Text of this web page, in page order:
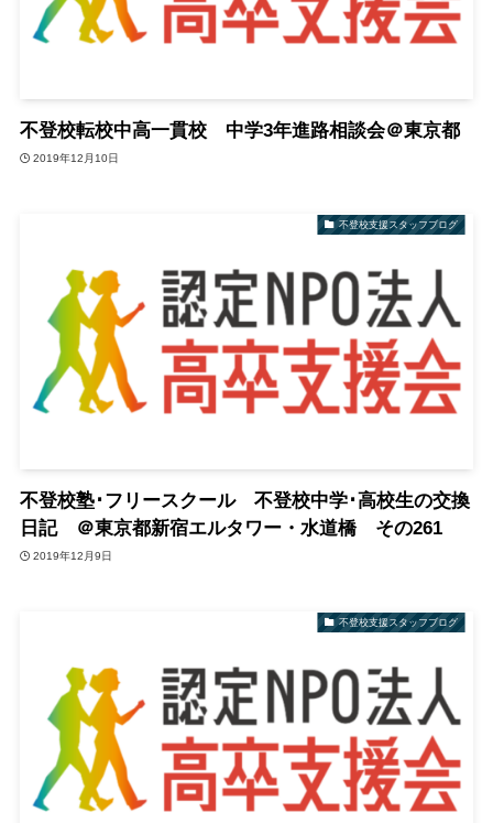
不登校転校中高一貫校 中学3年進路相談会＠東京都
2019年12月10日
不登校支援スタッフブログ
不登校塾･フリースクール 不登校中学･高校生の交換
日記 ＠東京都新宿エルタワー・水道橋 その261
2019年12月9日
不登校支援スタッフブログ